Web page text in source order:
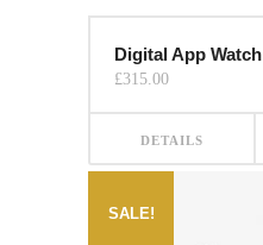
Digital App Watch
£315.00
DETAILS
SALE!